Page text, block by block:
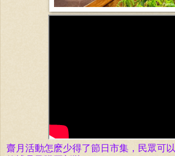
齋月活動怎麽少得了節日市集，民眾可